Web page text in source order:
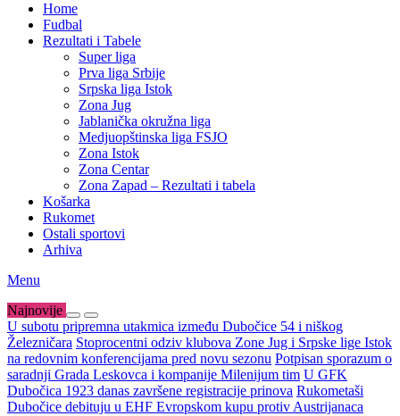
Home
Fudbal
Rezultati i Tabele
Super liga
Prva liga Srbije
Srpska liga Istok
Zona Jug
Jablanička okružna liga
Medjuopštinska liga FSJO
Zona Istok
Zona Centar
Zona Zapad – Rezultati i tabela
Košarka
Rukomet
Ostali sportovi
Arhiva
Menu
Najnovije
U subotu pripremna utakmica između Dubočice 54 i niškog
Železničara Stoprocentni odziv klubova Zone Jug i Srpske lige Istok
na redovnim konferencijama pred novu sezonu Potpisan sporazum o
saradnji Grada Leskovca i kompanije Milenijum tim U GFK
Dubočica 1923 danas završene registracije prinova Rukometaši
Dubočice debituju u EHF Evropskom kupu protiv Austrijanaca